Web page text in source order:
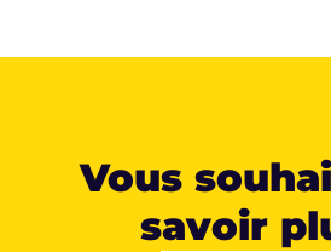
Vous
savoir